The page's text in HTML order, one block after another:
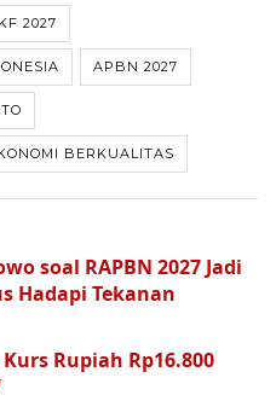
2027
APBN 2027
BERKUALITAS
soal RAPBN 2027 Jadi
Hadapi Tekanan
Rupiah Rp16.800